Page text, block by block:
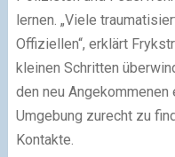
lernen. „Viele
Offiziellen“, erklärt
kleinen Schritten
den neu Angekommenen
Umgebung zurecht zu
Kontakte.